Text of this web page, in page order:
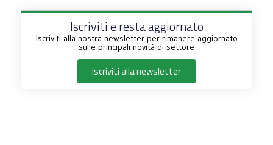
Iscriviti e resta aggiornato
Iscriviti alla nostra newsletter per rimanere aggiornato
sulle principali novità di settore
Iscriviti alla newsletter